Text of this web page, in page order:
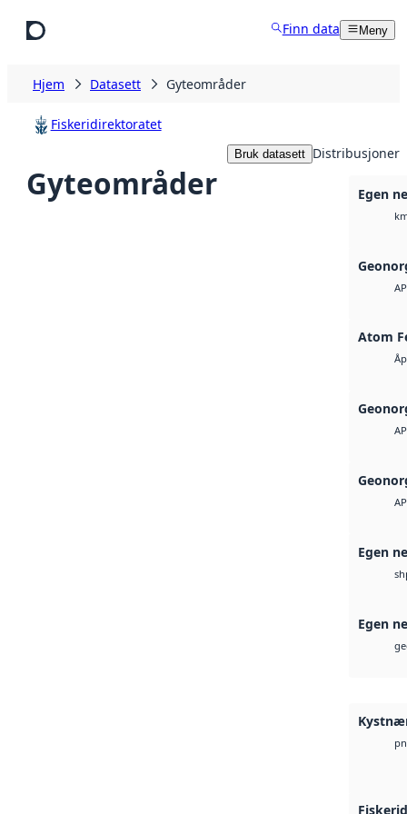
Finn data Meny
Hjem Datasett Gyteområder
Fiskeridirektoratet
Gyteområder
Bruk datasett Distribusjoner
Egen
Atom
Egen
Egen